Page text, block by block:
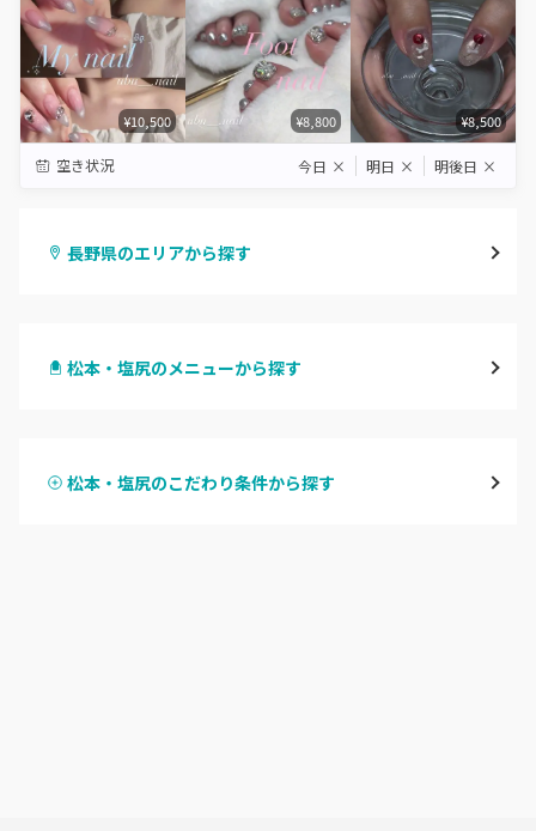
¥10,500 ¥8,800 ¥8,500
空き状況 今日 × 明日 × 明後日 ×
長野県のエリアから探す
松本・塩尻
松本・塩尻のメニューから探す
ハンドスカルプ
松本・塩尻のこだわり条件から探す